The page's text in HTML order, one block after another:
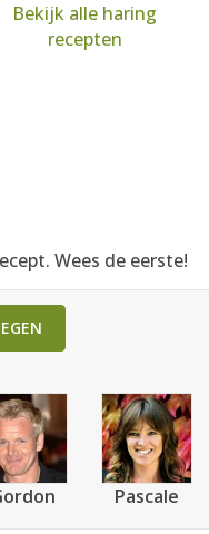
Bekijk alle haring
recepten
Wees de eerste!
Pascale